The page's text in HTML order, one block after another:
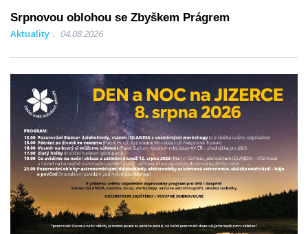
Srpnovou oblohou se Zbyškem Prágrem
Aktuality 04.08.2026